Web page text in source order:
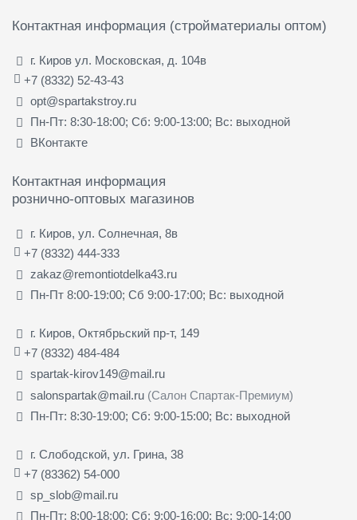
Контактная информация (стройматериалы оптом)
г. Киров ул. Московская, д. 104в
+7 (8332) 52-43-43
opt@spartakstroy.ru
Пн-Пт: 8:30-18:00; Сб: 9:00-13:00; Вс: выходной
ВКонтакте
Контактная информация
рознично-оптовых магазинов
г. Киров, ул. Солнечная, 8в
+7 (8332) 444-333
zakaz@remontiotdelka43.ru
Пн-Пт 8:00-19:00; Сб 9:00-17:00; Вс: выходной
г. Киров, Октябрьский пр-т, 149
+7 (8332) 484-484
spartak-kirov149@mail.ru
salonspartak@mail.ru (Салон Спартак-Премиум)
Пн-Пт: 8:30-19:00; Сб: 9:00-15:00; Вс: выходной
г. Слободской, ул. Грина, 38
+7 (83362) 54-000
sp_slob@mail.ru
Пн-Пт: 8:00-18:00; Сб: 9:00-16:00; Вс: 9:00-14:00